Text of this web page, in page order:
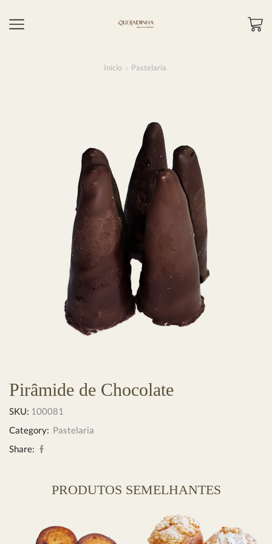
Início Pastelaria
Pirâmide de Chocolate
SKU: 100081
Category: Pastelaria
Share:
PRODUTOS SEMELHANTES